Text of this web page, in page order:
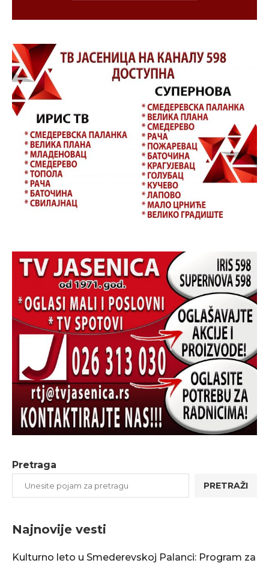
Pretraga
PRETRAŽI
Najnovije vesti
Kulturno leto u Smederevskoj Palanci: Program za